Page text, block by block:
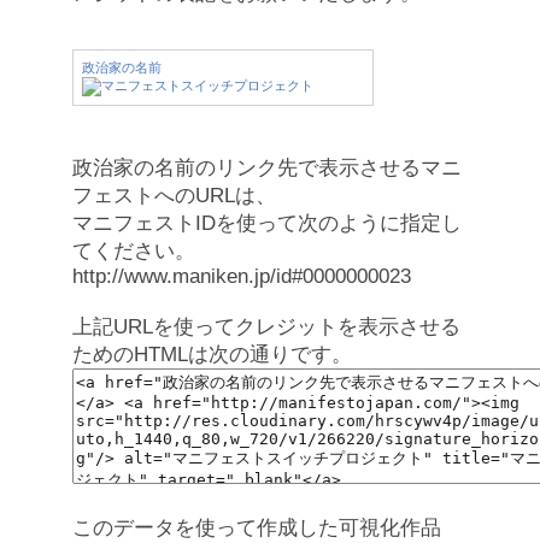
政治家の名前
政治家の名前のリンク先で表示させるマニ
フェストへのURLは、
マニフェストIDを使って次のように指定し
てください。
http://www.maniken.jp/id#0000000023
上記URLを使ってクレジットを表示させる
ためのHTMLは次の通りです。
このデータを使って作成した可視化作品